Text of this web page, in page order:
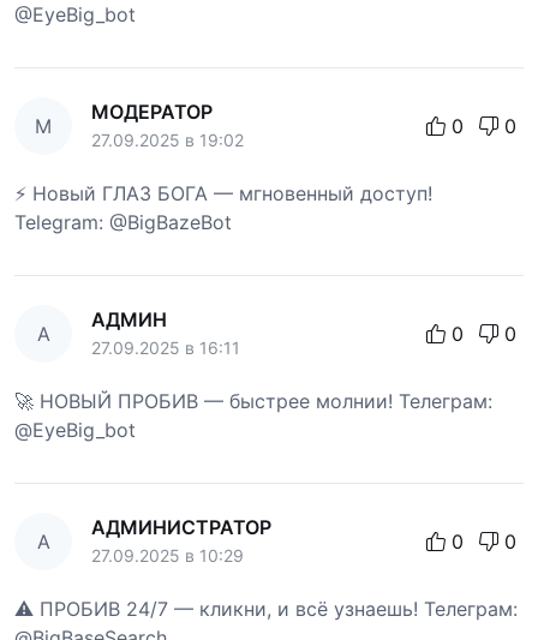
@EyeBig_bot
М
МОДЕРАТОР
27.09.2025 в 19:02
0 0
⚡ Новый ГЛАЗ БОГА — мгновенный доступ!
Telegram: @BigBazeBot
А
АДМИН
27.09.2025 в 16:11
0 0
🚀 НОВЫЙ ПРОБИВ — быстрее молнии! Телеграм:
@EyeBig_bot
А
АДМИНИСТРАТОР
27.09.2025 в 10:29
0 0
⚠️ ПРОБИВ 24/7 — кликни, и всё узнаешь! Телеграм: